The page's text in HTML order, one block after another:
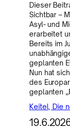
Dieser
Sichtbar –
Asyl- und
erarbeitet
Bereits im
geplanten
Nun hat
des
geplanten
Keitel, Die